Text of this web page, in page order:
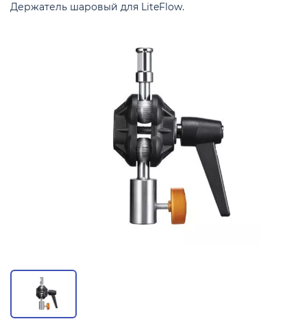
Держатель шаровый для LiteFlow.